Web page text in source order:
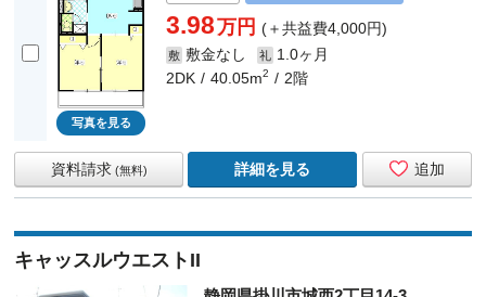
写真を見る
3.98万円(＋共益費4,000円)
敷 敷金なし 礼 1.0ヶ月
2DK
40.05m2 2階
追加
資料請求 (無料) 詳細を見る
キャッスルウエストII